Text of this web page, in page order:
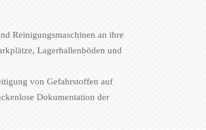
Reinigungsmaschinen an ihre
Lagerhallenböden und
von Gefahrstoffen auf
Dokumentation der